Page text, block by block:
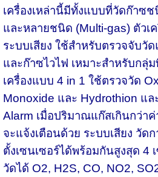
เครื่องเหล่านี้มีทั้งแบบที่วัดก๊าซช
และหลายชนิด (Multi-gas) ตัวเ
ระบบเสียง ใช้สำหรับตรวจจับวั
และก๊าซไวไฟ เหมาะสำหรับกลุ่
เครื่องแบบ 4 in 1 ใช้ตรวจวัด
Monoxide และ Hydrothion แ
Alarm เมื่อปริมาณแก๊สเกินกว่าค่
จะแจ้งเตือนด้วย ระบบเสียง วัด
ตั้งเซนเซอร์ได้พร้อมกันสูงสุด 4
วัดได้ O2, H2S, CO, NO2,